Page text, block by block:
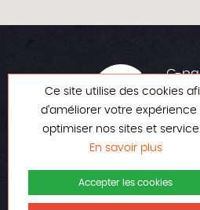
C-
+32
Ce site utilise des cookies
d’améliorer votre expérience
optimiser nos sites et
En savoir plus
Accepter les cookies